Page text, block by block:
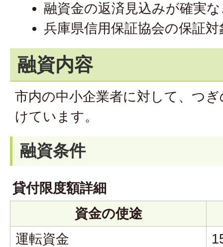
融資金の返済見込みが確実
兵庫県信用保証協会の保証
融資内容
市内の中小企業者に対して、つ
けています。
融資条件
貸付限度額詳細
資金の使途
運転資金